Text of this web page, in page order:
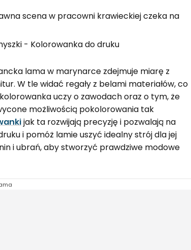
scena w pracowni krawieckiej czeka na
lama w marynarce zdejmuje miarę z
W tle widać regały z belami materiałów, co
uczy o zawodach oraz o tym, że
możliwością pokolorowania tak
jak ta rozwijają precyzję i pozwalają na
i pomóż lamie uszyć idealny strój dla jej
i ubrań, aby stworzyć prawdziwe modowe